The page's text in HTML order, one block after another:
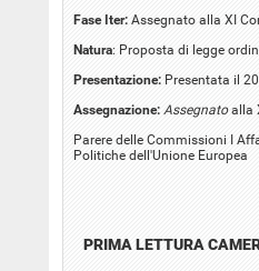
Fase Iter: Assegnato alla XI
Natura: Proposta di legge
Presentazione: Presentata il
Assegnazione: Assegnatoalla
Parere delle Commissioni I
Politiche dell'Unione Europea
PRIMA LETTURA